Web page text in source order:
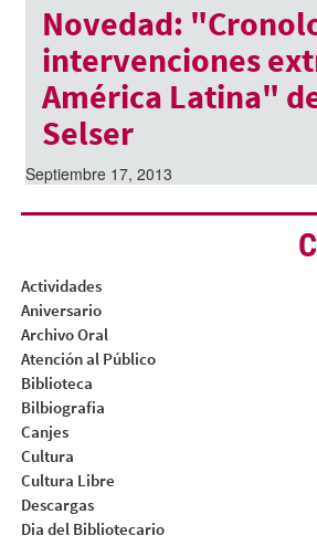
Novedad:
intervenciones
América Latina"
Selser
Septiembre 17, 2013
Actividades
Aniversario
Archivo Oral
Atención al Público
Biblioteca
Bilbiografia
Canjes
Cultura
Cultura Libre
Descargas
Dia del Bibliotecario